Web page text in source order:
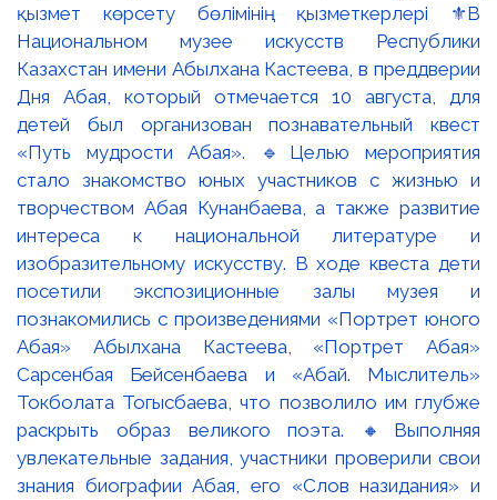
қызмет көрсету бөлімінің қызметкерлері ⚜️В
Национальном музее искусств Республики
Казахстан имени Абылхана Кастеева, в преддверии
Дня Абая, который отмечается 10 августа, для
детей был организован познавательный квест
«Путь мудрости Абая». 🔹Целью мероприятия
стало знакомство юных участников с жизнью и
творчеством Абая Кунанбаева, а также развитие
интереса к национальной литературе и
изобразительному искусству. В ходе квеста дети
посетили экспозиционные залы музея и
познакомились с произведениями «Портрет юного
Абая» Абылхана Кастеева, «Портрет Абая»
Сарсенбая Бейсенбаева и «Абай. Мыслитель»
Токболата Тогысбаева, что позволило им глубже
раскрыть образ великого поэта. 🔸Выполняя
увлекательные задания, участники проверили свои
знания биографии Абая, его «Слов назидания» и